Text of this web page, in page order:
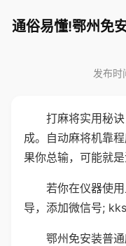
通俗易懂!鄂州免
发布
打麻将实用秘
成。自动麻将机靠
果你总输，可能就是
若你在仪器使
导，添加微信号;
鄂州免安装普